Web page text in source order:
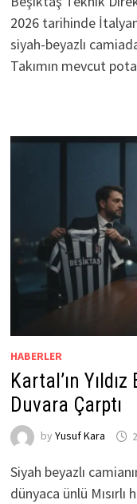
2026 tarihinde İtalyan
siyah-beyazlı
Takımın mevcut
HABERLER
Kartal’ın
Duvara Çarptı
by Yusuf Kara
Siyah beyazlı
dünyaca ünlü